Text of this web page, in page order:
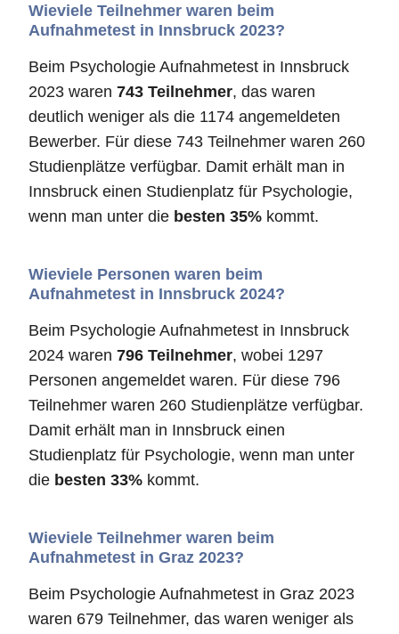
Wieviele Teilnehmer waren beim
Aufnahmetest in Innsbruck 2023?
Beim Psychologie Aufnahmetest in Innsbruck
2023 waren 743 Teilnehmer, das waren
deutlich weniger als die 1174 angemeldeten
Bewerber. Für diese 743 Teilnehmer waren 260
Studienplätze verfügbar. Damit erhält man in
Innsbruck einen Studienplatz für Psychologie,
wenn man unter die besten 35% kommt.
Wieviele Personen waren beim
Aufnahmetest in Innsbruck 2024?
Beim Psychologie Aufnahmetest in Innsbruck
2024 waren 796 Teilnehmer, wobei 1297
Personen angemeldet waren. Für diese 796
Teilnehmer waren 260 Studienplätze verfügbar.
Damit erhält man in Innsbruck einen
Studienplatz für Psychologie, wenn man unter
die besten 33% kommt.
Wieviele Teilnehmer waren beim
Aufnahmetest in Graz 2023?
Beim Psychologie Aufnahmetest in Graz 2023
waren 679 Teilnehmer, das waren weniger als